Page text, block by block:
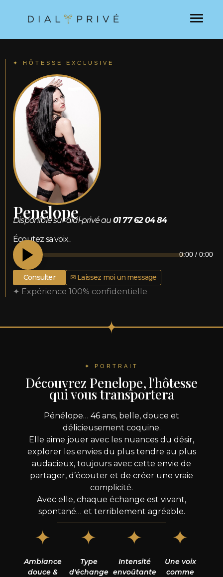
✦ HÔTESSE EXCLUSIVE
Penelope
Disponible sur dial-privé au 01 77 62 04 84
Écoutez sa voix...
0:00 / 0:00
Consulter ✉ Laissez moi un message
✦ Expérience 100% confidentielle
✦ PORTRAIT
Découvrez Penelope, l'hôtesse
qui vous transportera
Pénélope… 46 ans, belle, douce et
délicieusement coquine.
Elle aime jouer avec les nuances du désir,
explorer les envies du plus tendre au plus
audacieux, toujours avec cette envie de
partager, d’écouter et de créer une vraie
complicité.
Avec elle, chaque échange est vivant,
spontané… et terriblement agréable.
✦
Ambiance
douce &
✦
Type
d'échange
✦
Intensité
envoûtante
✦
Une voix
comme